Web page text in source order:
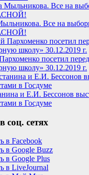
Все на
посетил
школу» 30.12.2019 г.
и Е.И. Бессонов
в Госдуме
соц. сетях